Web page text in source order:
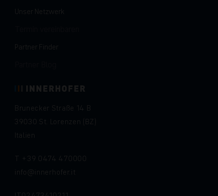
Brunecker Straße 14 B
39030 St. Lorenzen (BZ)
Italien
T +39 0474 470000
info
innerhofer.it
Unser Netzwerk
Partner Finder